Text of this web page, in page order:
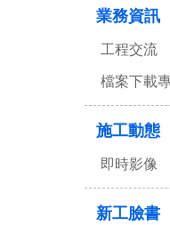
業務資訊
工程交流
檔案下載
施工動態
即時影像
新工臉書